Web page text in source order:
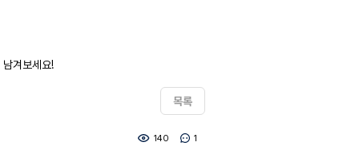
겨보세요!
목록
140 1